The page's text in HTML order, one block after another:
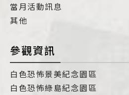
當月活動訊息
其他
參觀資訊
白色恐怖景美紀念園區
白色恐怖綠島紀念園區